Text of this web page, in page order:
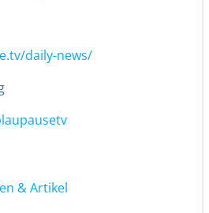
daily-news/
& Artikel